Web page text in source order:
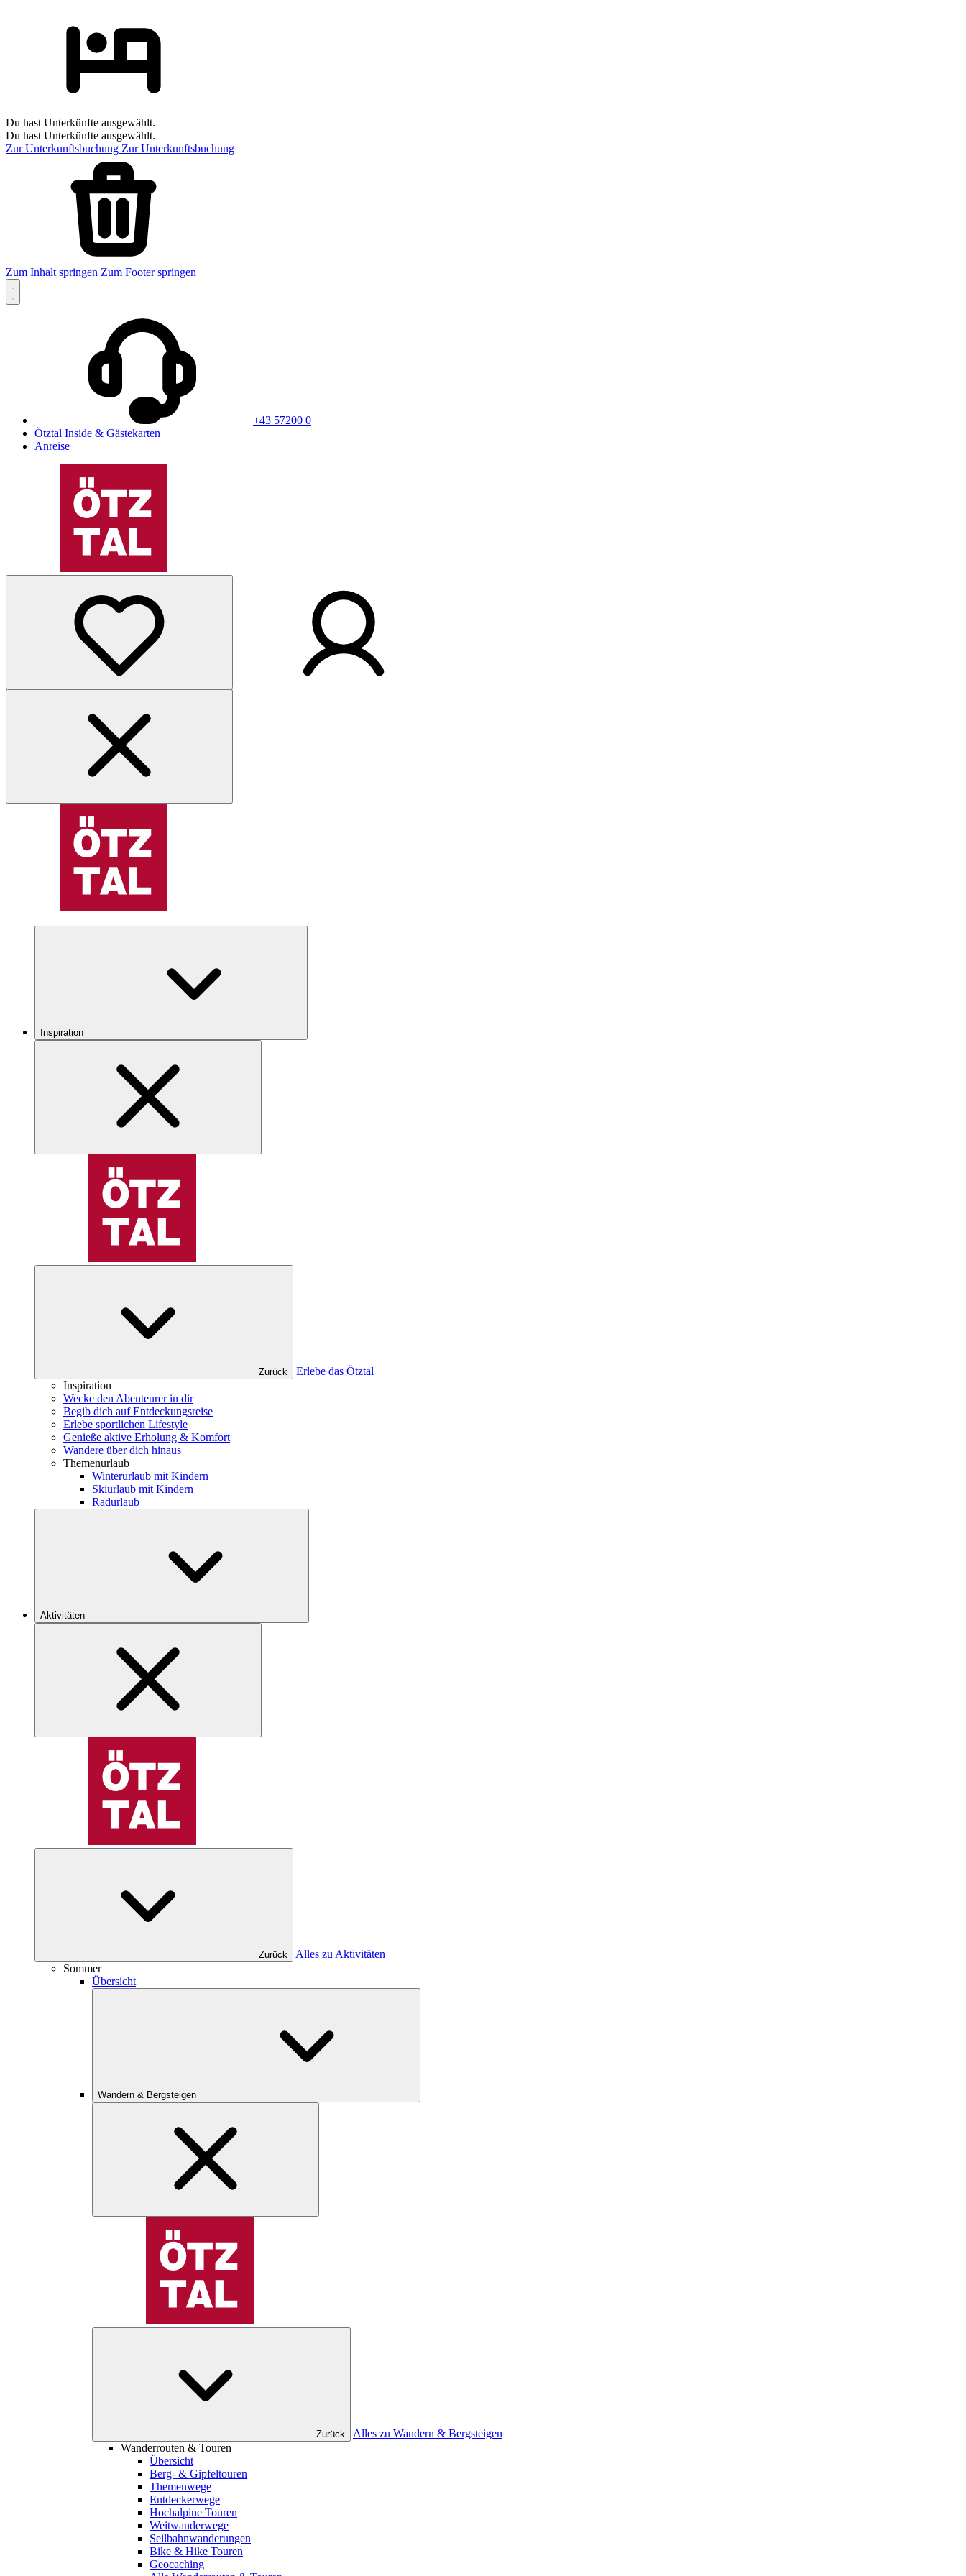
Du hast Unterkünfte ausgewählt.
Du hast Unterkünfte ausgewählt.
Zur Unterkunftsbuchung Zur Unterkunftsbuchung
Zum Inhalt springen Zum Footer springen
+43 57200 0
Ötztal Inside & Gästekarten
Anreise
Inspiration
Zurück
Erlebe das Ötztal
Inspiration
Wecke den Abenteurer in dir
Begib dich auf Entdeckungsreise
Erlebe sportlichen Lifestyle
Genieße aktive Erholung & Komfort
Wandere über dich hinaus
Themenurlaub
Winterurlaub mit Kindern
Skiurlaub mit Kindern
Radurlaub
Aktivitäten
Zurück
Alles zu Aktivitäten
Sommer
Übersicht
Wandern & Bergsteigen
Zurück
Alles zu Wandern & Bergsteigen
Wanderrouten & Touren
Übersicht
Berg- & Gipfeltouren
Themenwege
Entdeckerwege
Hochalpine Touren
Weitwanderwege
Seilbahnwanderungen
Bike & Hike Touren
Geocaching